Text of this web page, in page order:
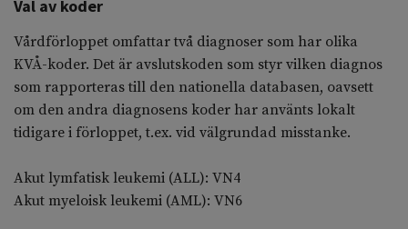
Val av koder
Vårdförloppet omfattar två diagnoser som har olika
KVÅ-koder. Det är avslutskoden som styr vilken diagnos
som rapporteras till den nationella databasen, oavsett
om den andra diagnosens koder har använts lokalt
tidigare i förloppet, t.ex. vid välgrundad misstanke.
Akut lymfatisk leukemi (ALL): VN4
Akut myeloisk leukemi (AML): VN6